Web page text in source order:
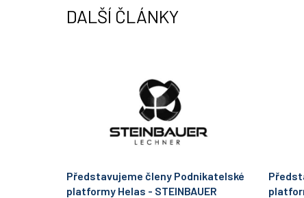
DALŠÍ ČLÁNKY
Představujeme členy Podnikatelské
platformy Helas - STEINBAUER